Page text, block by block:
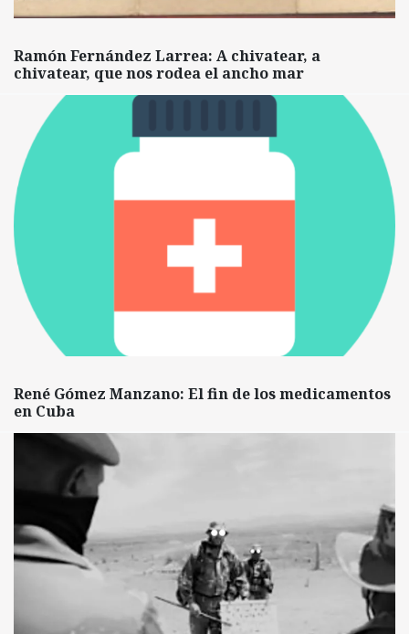
Ramón Fernández Larrea: A chivatear, a
chivatear, que nos rodea el ancho mar
René Gómez Manzano: El fin de los medicamentos
en Cuba